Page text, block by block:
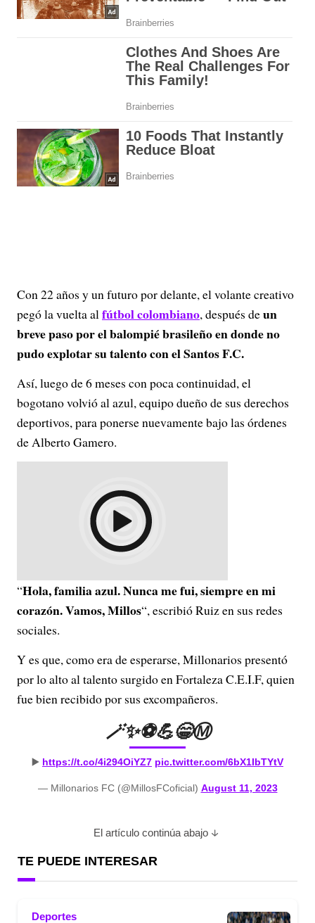
Con 22 años y un futuro por delante, el volante creativo
pegó la vuelta alfútbol colombiano, después deun
breve paso por el balompié brasileño en donde no
pudo explotar su talento con el Santos F.C.
Así, luego de 6 meses con poca continuidad, el
bogotano volvió al azul, equipo dueño de sus derechos
deportivos, para ponerse nuevamente bajo las órdenes
de Alberto Gamero.
“Hola, familia azul. Nunca me fui, siempre en mi
corazón. Vamos, Millos“, escribió Ruiz en sus redes
sociales.
Y es que, como era de esperarse, Millonarios presentó
por lo alto al talento surgido en Fortaleza C.E.I.F, quien
fue bien recibido por sus excompañeros.
🪄✨⚽️💪😁Ⓜ️
▶️ https://t.co/4i294OiYZ7 pic.twitter.com/6bX1IbTYtV
— Millonarios FC (@MillosFCoficial) August 11, 2023
El artículo continúa abajo
TE PUEDE INTERESAR
Deportes